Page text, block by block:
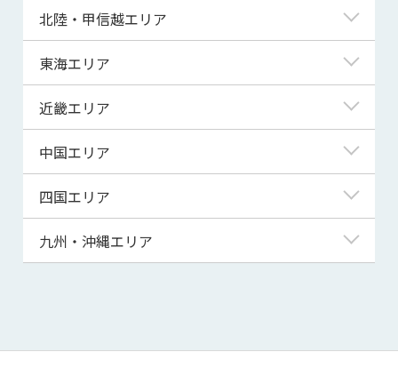
青森県
宮城県
秋田県
山形県
東京都
神奈川県
埼玉県
千葉県
茨城県
群馬県
北陸・甲信越エリア
新潟県
富山県
福井県
山梨県
長野県
東海エリア
岐阜県
静岡県
三重県
近畿エリア
滋賀県
京都府
大阪府
兵庫県
和歌山県
中国エリア
鳥取県
島根県
山口県
四国エリア
徳島県
高知県
九州・沖縄エリア